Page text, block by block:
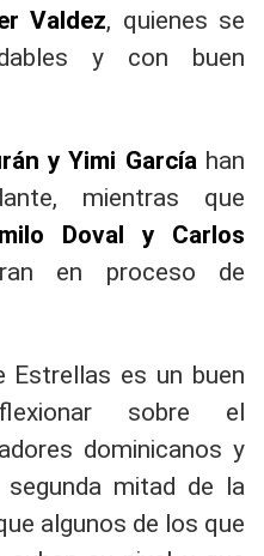
Valdez, quienes se
y con buen
y Yimi Garcíahan
mientras que
Doval y Carlos
en proceso de
Estrellas es un buen
sobre el
dominicanos y
mitad de la
algunos de los que